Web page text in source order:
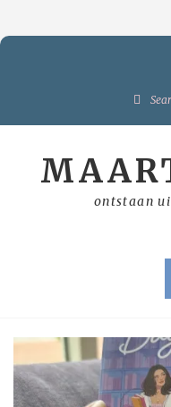
ontstaan